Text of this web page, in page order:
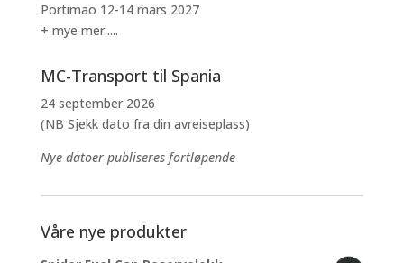
Portimao 12-14 mars 2027
+ mye mer.....
MC-Transport til Spania
24 september 2026
(NB Sjekk dato fra din avreiseplass)
Nye datoer publiseres fortløpende
Våre nye produkter